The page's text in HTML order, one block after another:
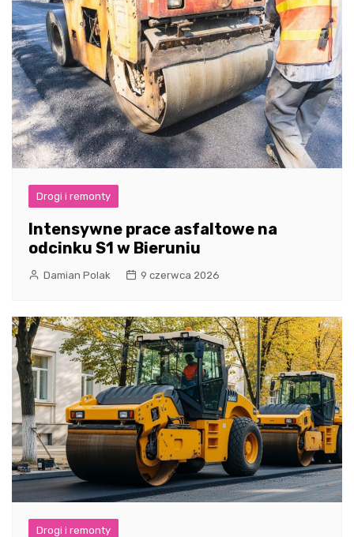
Drogi i remonty
Intensywne prace asfaltowe na
odcinku S1 w Bieruniu
Damian Polak 9 czerwca 2026
Drogi i remonty